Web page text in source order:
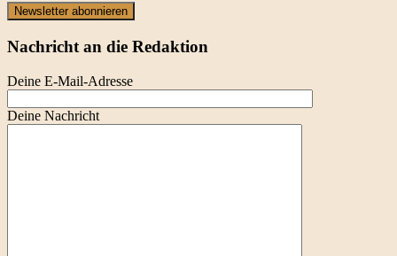
Newsletter abonnieren
Nachricht an die Redaktion
Deine E-Mail-Adresse
Deine Nachricht